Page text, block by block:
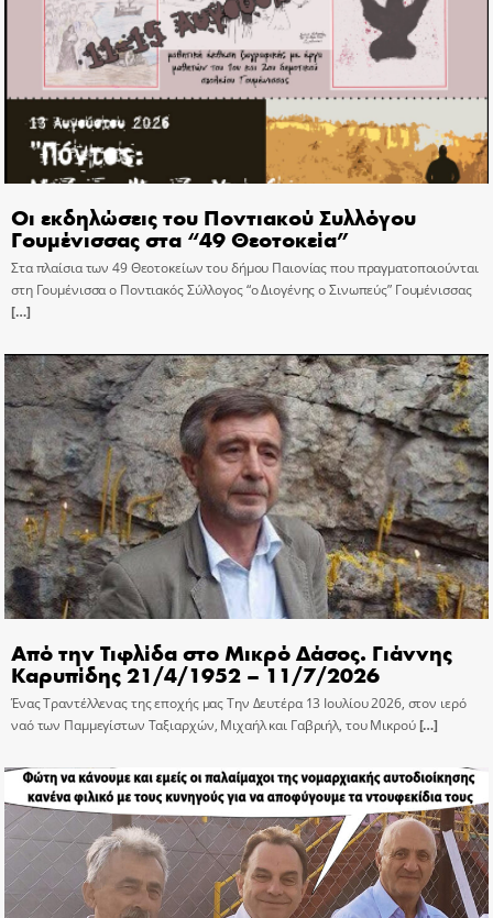
Οι εκδηλώσεις του Ποντιακού Συλλόγου
Γουμένισσας στα “49 Θεοτοκεία”
Στα πλαίσια των 49 Θεοτοκείων του δήμου Παιονίας που πραγματοποιούνται
στη Γουμένισσα ο Ποντιακός Σύλλογος “ο Διογένης ο Σινωπεύς” Γουμένισσας
[…]
Από την Τιφλίδα στο Μικρό Δάσος. Γιάννης
Καρυπίδης 21/4/1952 – 11/7/2026
Ένας Τραντέλλενας της εποχής μας Την Δευτέρα 13 Ιουλίου 2026, στον ιερό
ναό των Παμμεγίστων Ταξιαρχών, Μιχαήλ και Γαβριήλ, του Μικρού[…]